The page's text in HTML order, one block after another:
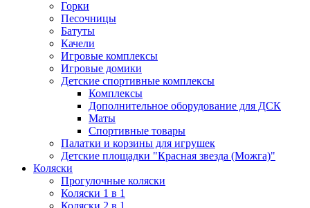
Горки
Песочницы
Батуты
Качели
Игровые комплексы
Игровые домики
Детские спортивные комплексы
Комплексы
Дополнительное оборудование для ДСК
Маты
Спортивные товары
Палатки и корзины для игрушек
Детские площадки "Красная звезда (Можга)"
Коляски
Прогулочные коляски
Коляски 1 в 1
Коляски 2 в 1